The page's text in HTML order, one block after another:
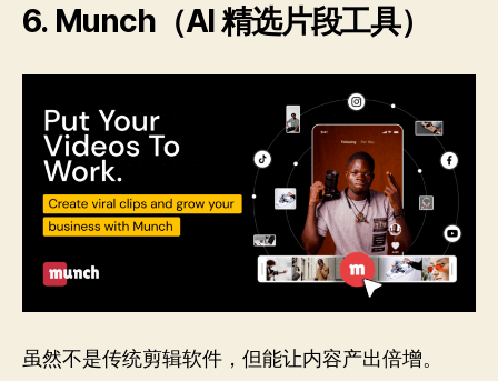
6. Munch（AI 精选片段工具）
虽然不是传统剪辑软件，但能让内容产出倍增。